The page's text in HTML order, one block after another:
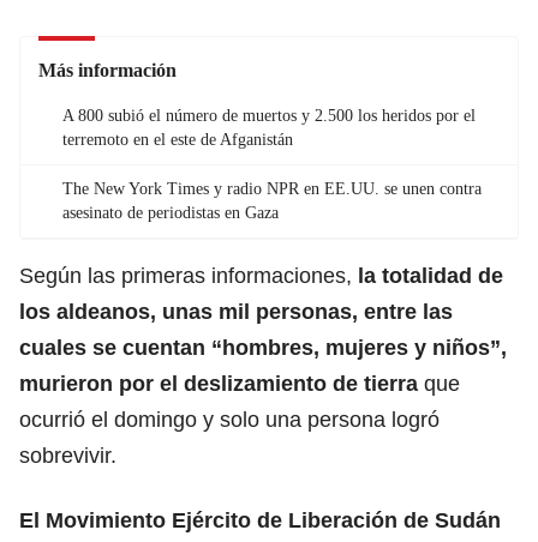
Más información
A 800 subió el número de muertos y 2.500 los heridos por el
terremoto en el este de Afganistán
The New York Times y radio NPR en EE.UU. se unen contra
asesinato de periodistas en Gaza
Según las primeras informaciones, la totalidad de
los aldeanos, unas mil personas, entre las
cuales se cuentan “hombres, mujeres y niños”,
murieron por el deslizamiento de tierra que
ocurrió el domingo y solo una persona logró
sobrevivir.
El Movimiento Ejército de Liberación de Sudán